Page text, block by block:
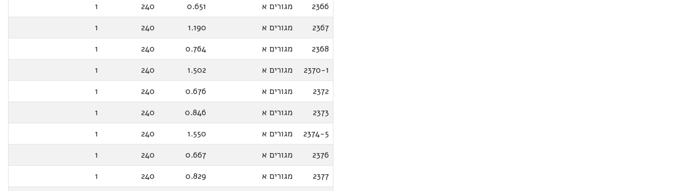
2366
מגורים א 0.651
240
1
2367
מגורים א 1.190
240
1
2368
מגורים א 0.764
240
1
2370-1
מגורים א 1.502
240
1
2372
מגורים א 0.676
240
1
2373
מגורים א 0.846
240
1
2374-5
מגורים א 1.550
240
1
2376
מגורים א 0.667
240
1
2377
מגורים א 0.829
240
1